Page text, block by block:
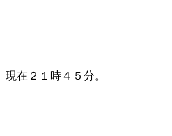
現在２１時４５分。